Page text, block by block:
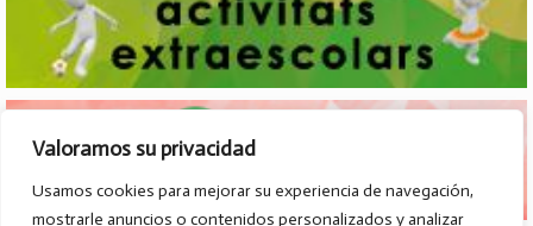
Valoramos su privacidad
Usamos cookies para mejorar su experiencia de navegación,
mostrarle anuncios o contenidos personalizados y analizar